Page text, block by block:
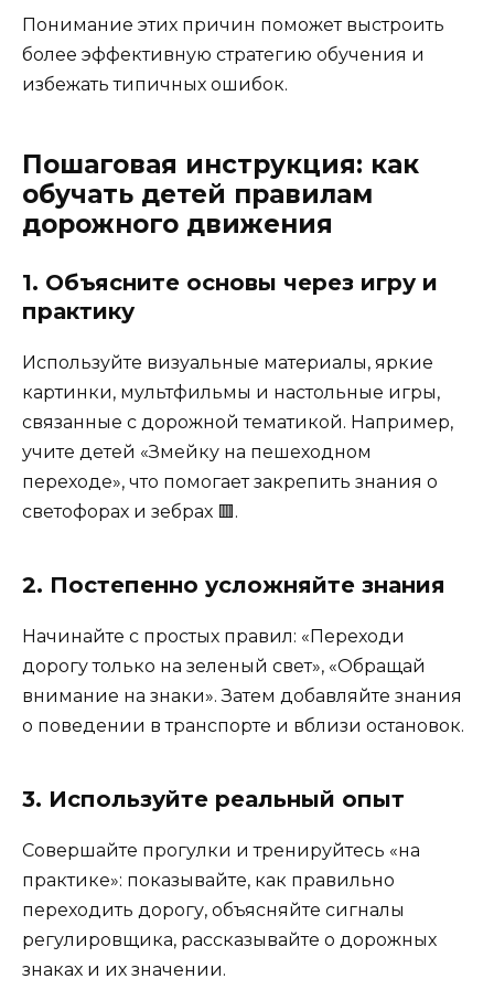
Понимание этих причин поможет выстроить
более эффективную стратегию обучения и
избежать типичных ошибок.
Пошаговая инструкция: как
обучать детей правилам
дорожного движения
1. Объясните основы через игру и
практику
Используйте визуальные материалы, яркие
картинки, мультфильмы и настольные игры,
связанные с дорожной тематикой. Например,
учите детей «Змейку на пешеходном
переходе», что помогает закрепить знания о
светофорах и зебрах 🟥.
2. Постепенно усложняйте знания
Начинайте с простых правил: «Переходи
дорогу только на зеленый свет», «Обращай
внимание на знаки». Затем добавляйте знания
о поведении в транспорте и вблизи остановок.
3. Используйте реальный опыт
Совершайте прогулки и тренируйтесь «на
практике»: показывайте, как правильно
переходить дорогу, объясняйте сигналы
регулировщика, рассказывайте о дорожных
знаках и их значении.